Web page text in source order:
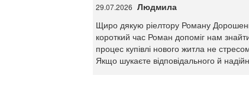
29.07.2026 Людмила
Щиро дякую ріелтору Роману
короткий час Роман допоміг нам
процес купівлі нового житла не
Якщо шукаєте відповідального й